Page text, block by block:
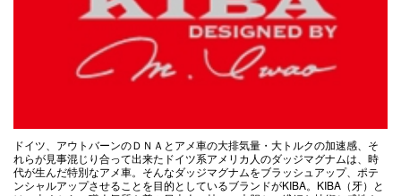
ドイツ、アウトバーンのＤＮＡとアメ車の大排気量・大トルクの加速感、そ
れらが見事混じり合って出来たドイツ系アメリカ人のダッジマグナムは、時
代が生んだ特別なアメ車。そんなダッジマグナムをブラッシュアップ、ポテ
ンシャルアップさせることを目的としているブランドがKIBA。KIBA（牙）と